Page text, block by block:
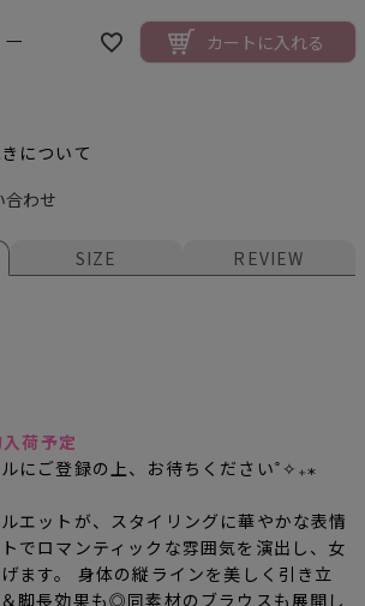
カートに入れる
について
合わせ
SIZE REVIEW
荷予定
にご登録の上、お待ちください˚✧₊⁎
エットが、スタイリングに華やかな表情
でロマンティックな雰囲気を演出し、女
ます。 身体の縦ラインを美しく引き立
脚長効果も◎同素材のブラウスも展開し